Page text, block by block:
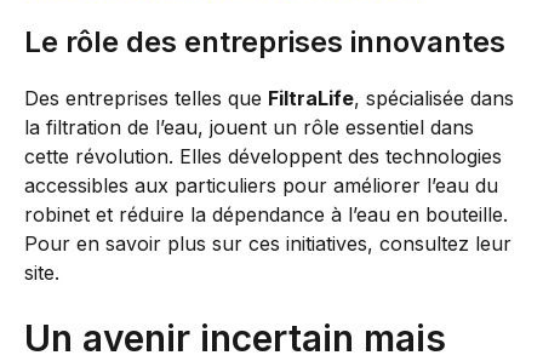
Le rôle des entreprises innovantes
Des entreprises telles que FiltraLife, spécialisée dans
la filtration de l’eau, jouent un rôle essentiel dans
cette révolution. Elles développent des technologies
accessibles aux particuliers pour améliorer l’eau du
robinet et réduire la dépendance à l’eau en bouteille.
Pour en savoir plus sur ces initiatives, consultez leur
site.
Un avenir incertain mais